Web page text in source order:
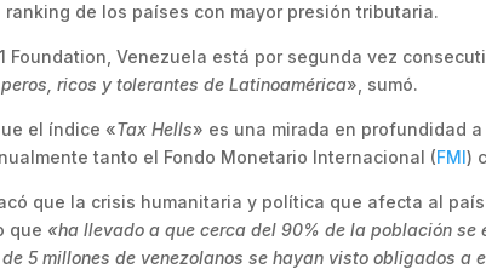
ranking de los países con mayor presión tributaria.
Foundation, Venezuela está por segunda vez
ricos y tolerantes de Latinoamérica», sumó.
el índice «Tax Hells» es una mirada en profundidad
tanto el Fondo Monetario Internacional (FMI)
que la crisis humanitaria y política que afecta al
que «ha llevado a que cerca del 90% de la población se
5 millones de venezolanos se hayan visto obligados a